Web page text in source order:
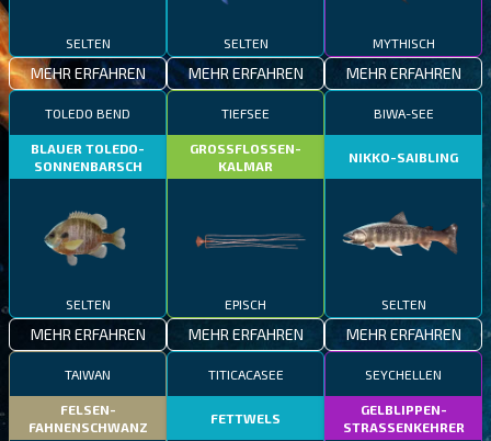
SELTEN
MEHR ERFAHREN
SELTEN
MEHR ERFAHREN
MYTHISCH
MEHR ERFAHREN
TOLEDO BEND
BLAUER TOLEDO-
SONNENBARSCH
SELTEN
MEHR ERFAHREN
TIEFSEE
GROSSFLOSSEN-
KALMAR
EPISCH
MEHR ERFAHREN
BIWA-SEE
NIKKO-SAIBLING
SELTEN
MEHR ERFAHREN
TAIWAN
FELSEN-
FAHNENSCHWANZ
TITICACASEE
FETTWELS
SEYCHELLEN
GELBLIPPEN-
STRASSENKEHRER